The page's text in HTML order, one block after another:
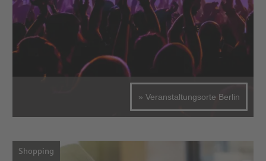
» Veranstaltungsorte Berlin
Shopping